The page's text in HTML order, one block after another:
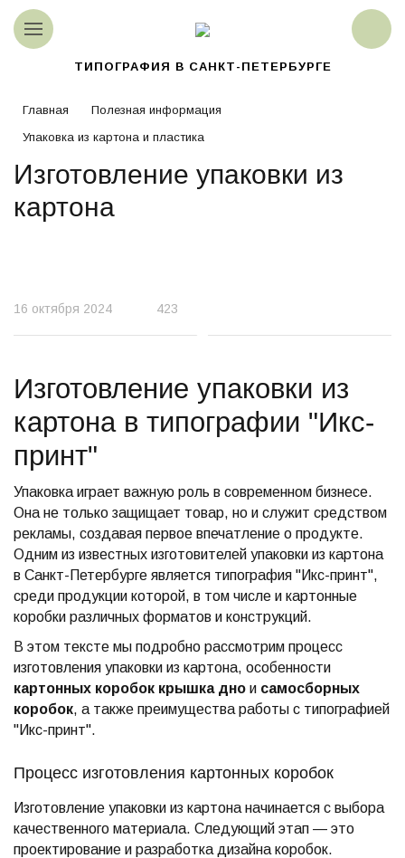
ТИПОГРАФИЯ В САНКТ-ПЕТЕРБУРГЕ
Главная
Полезная информация
Упаковка из картона и пластика
Изготовление упаковки из
картона
16 октября 2024 423
Изготовление упаковки из
картона в типографии "Икс-
принт"
Упаковка играет важную роль в современном бизнесе.
Она не только защищает товар, но и служит средством
рекламы, создавая первое впечатление о продукте.
Одним из известных изготовителей упаковки из картона
в Санкт-Петербурге является типография "Икс-принт",
среди продукции которой, в том числе и картонные
коробки различных форматов и конструкций.
В этом тексте мы подробно рассмотрим процесс
изготовления упаковки из картона, особенности
картонных коробок крышка дно и самосборных
коробок, а также преимущества работы с типографией
"Икс-принт".
Процесс изготовления картонных коробок
Изготовление упаковки из картона начинается с выбора
качественного материала. Следующий этап — это
проектирование и разработка дизайна коробок.